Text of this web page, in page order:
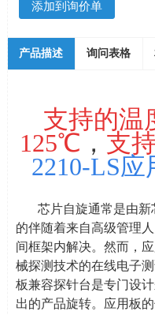
添加到询价单
产品描述 询问表格
支持的温
125℃ ， 支
2210-LS
芯片自旋通常是由
的伴随着来自高级管理
间框架内解决。然而，
械探测技术的在线电子
板兼容探针台是专门设
出的产品旋转。应用板